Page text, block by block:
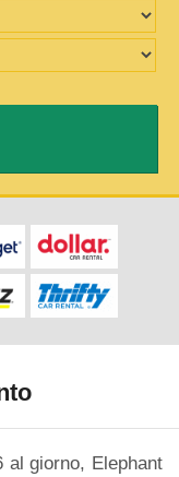
al giorno, Elephant